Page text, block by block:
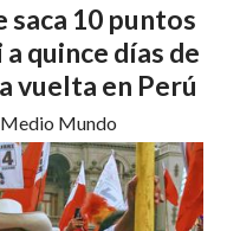
saca 10 puntos
quince días de
vuelta en Perú
Medio Mundo